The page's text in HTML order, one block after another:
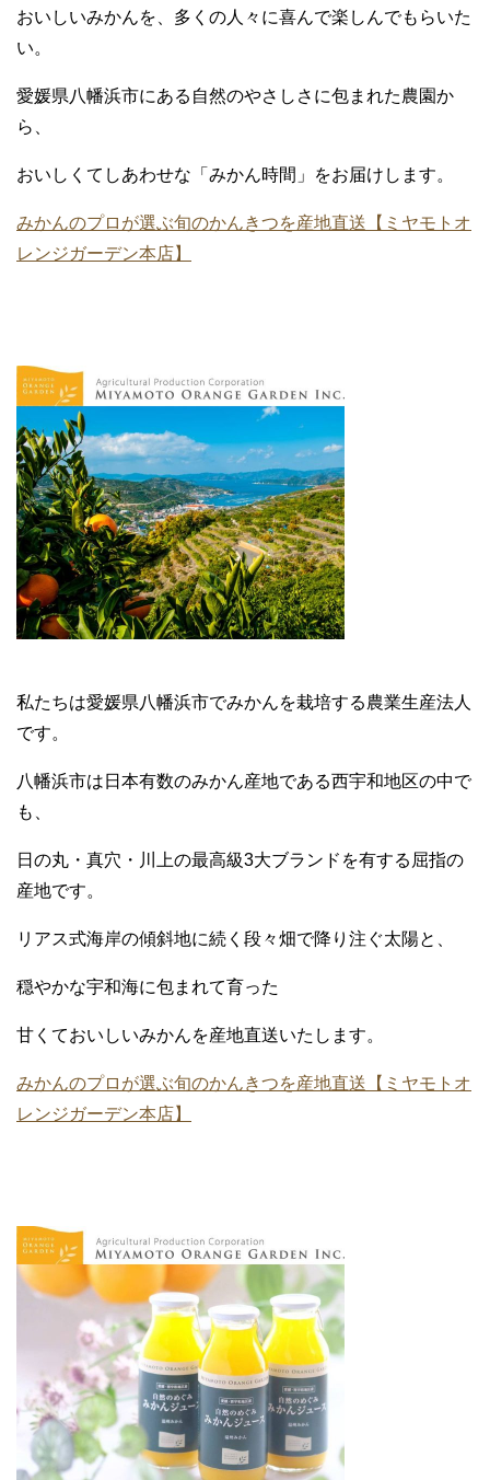
おいしいみかんを、多くの人々に喜んで楽しんでもらいた
い。
愛媛県八幡浜市にある自然のやさしさに包まれた農園か
ら、
おいしくてしあわせな「みかん時間」をお届けします。
みかんのプロが選ぶ旬のかんきつを産地直送【ミヤモトオ
レンジガーデン本店】
私たちは愛媛県八幡浜市でみかんを栽培する農業生産法人
です。
八幡浜市は日本有数のみかん産地である西宇和地区の中で
も、
日の丸・真穴・川上の最高級3大ブランドを有する屈指の
産地です。
リアス式海岸の傾斜地に続く段々畑で降り注ぐ太陽と、
穏やかな宇和海に包まれて育った
甘くておいしいみかんを産地直送いたします。
みかんのプロが選ぶ旬のかんきつを産地直送【ミヤモトオ
レンジガーデン本店】